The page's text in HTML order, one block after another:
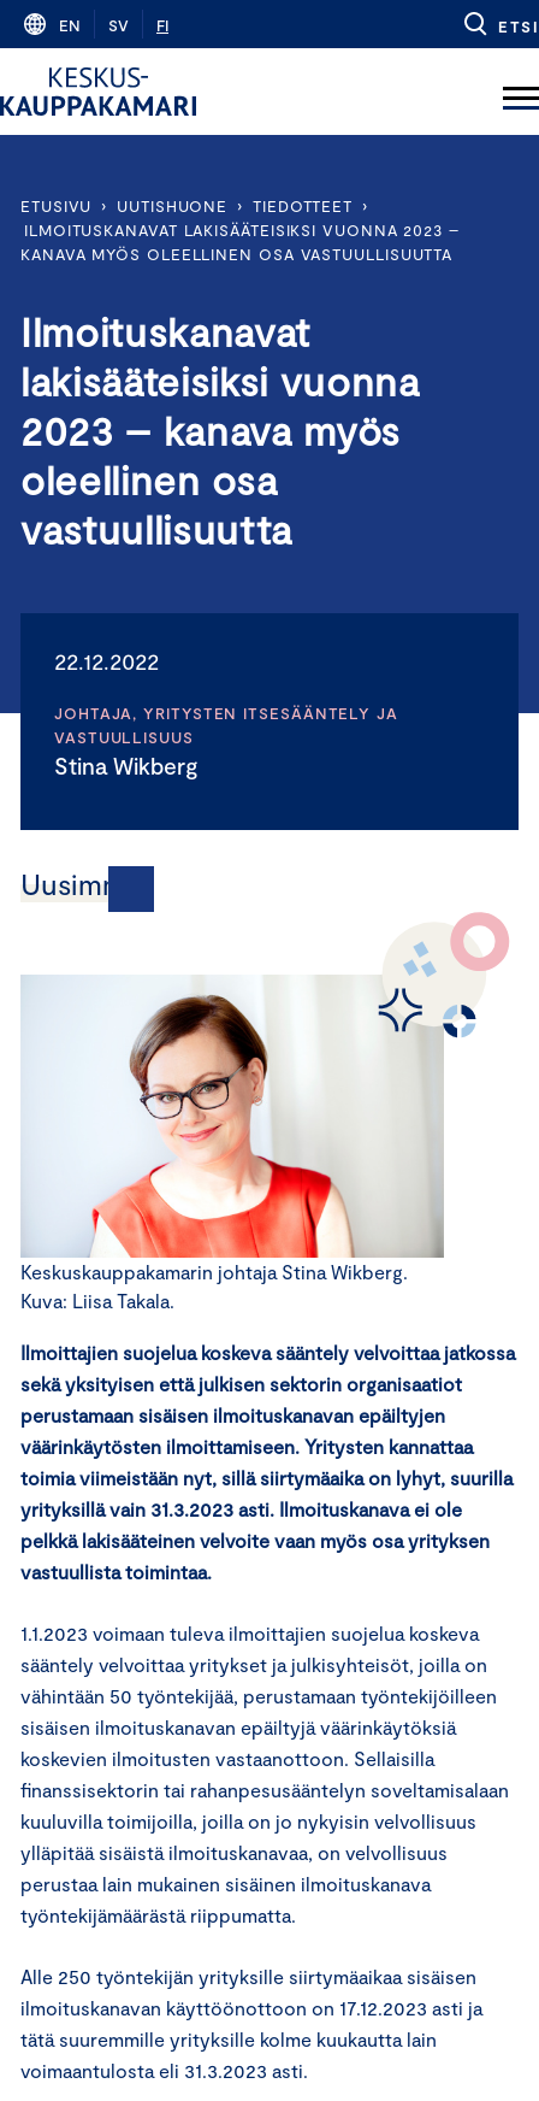
Skip
content
EN SV FI ETSI
ETUSIVU › UUTISHUONE › TIEDOTTEET
›
ILMOITUSKANAVAT LAKISÄÄTEISIKSI VUONNA 2023 –
KANAVA MYÖS OLEELLINEN OSA VASTUULLISUUTTA
Ilmoituskanavat
lakisääteisiksi vuonna
2023 – kanava myös
oleellinen osa
vastuullisuutta
22.12.2022
JOHTAJA, YRITYSTEN ITSESÄÄNTELY JA
VASTUULLISUUS
Stina Wikberg
Uusimmat
Keskuskauppakamarin johtaja Stina Wikberg.
Kuva: Liisa Takala.
Ilmoittajien suojelua koskeva sääntely velvoittaa jatkossa
sekä yksityisen että julkisen sektorin organisaatiot
perustamaan sisäisen ilmoituskanavan epäiltyjen
väärinkäytösten ilmoittamiseen. Yritysten kannattaa
toimia viimeistään nyt, sillä siirtymäaika on lyhyt, suurilla
yrityksillä vain 31.3.2023 asti. Ilmoituskanava ei ole
pelkkä lakisääteinen velvoite vaan myös osa yrityksen
vastuullista toimintaa.
1.1.2023 voimaan tuleva ilmoittajien suojelua koskeva
sääntely velvoittaa yritykset ja julkisyhteisöt, joilla on
vähintään 50 työntekijää, perustamaan työntekijöilleen
sisäisen ilmoituskanavan epäiltyjä väärinkäytöksiä
koskevien ilmoitusten vastaanottoon. Sellaisilla
finanssisektorin tai rahanpesusääntelyn soveltamisalaan
kuuluvilla toimijoilla, joilla on jo nykyisin velvollisuus
ylläpitää sisäistä ilmoituskanavaa, on velvollisuus
perustaa lain mukainen sisäinen ilmoituskanava
työntekijämäärästä riippumatta.
Alle 250 työntekijän yrityksille siirtymäaikaa sisäisen
ilmoituskanavan käyttöönottoon on 17.12.2023 asti ja
tätä suuremmille yrityksille kolme kuukautta lain
voimaantulosta eli 31.3.2023 asti.